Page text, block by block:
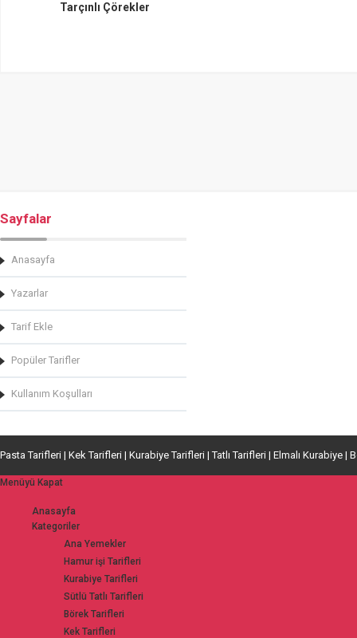
Tarçınlı Çörekler
Sayfalar
Anasayfa
Yazarlar
Tarif Ekle
Popüler Tarifler
Kullanım Koşulları
Pasta Tarifleri | Kek Tarifleri | Kurabiye Tarifleri | Tatlı Tarifleri | Elmalı Kurabiye |
Menüyü Kapat
Anasayfa
Kategoriler
Ana Yemekler
Hamur işi Tarifleri
Kurabiye Tarifleri
Sütlü Tatlı Tarifleri
Börek Tarifleri
Kek Tarifleri